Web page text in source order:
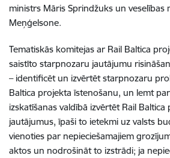
ministrs Māris Sprindžuks un veselības
Meņģelsone.
Tematiskās komitejas ar Rail Baltica
saistīto starpnozaru jautājumu
– identificēt un izvērtēt starpnozaru
Baltica projekta īstenošanu, un lemt
izskatīšanas valdībā izvērtēt Rail
jautājumus, īpaši to ietekmi uz valsts
vienoties par nepieciešamajiem
aktos un nodrošināt to izstrādi; ja